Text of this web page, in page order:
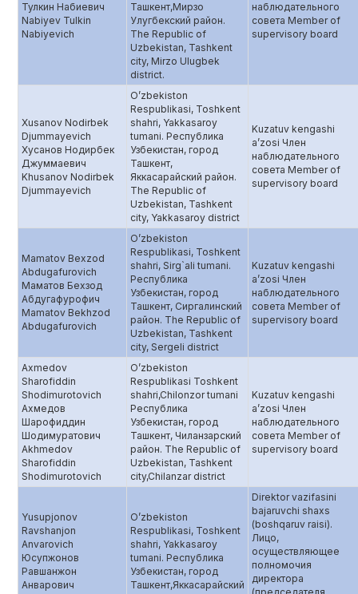
Тулкин Набиевич
Nabiyev Tulkin
Nabiyevich
Ташкент,Мирзо
Улугбекский район.
The Republic of
Uzbekistan, Tashkent
city, Mirzo Ulugbek
district.
наблюдательного
совета Member of
supervisory board
Xusanov Nodirbek
Djummayevich
Хусанов Нодирбек
Джуммаевич
Khusanov Nodirbek
Djummayevich
O’zbekiston
Respublikasi, Toshkent
shahri, Yakkasaroy
tumani. Республика
Узбекистан, город
Ташкент,
Яккасарайский район.
The Republic of
Uzbekistan, Tashkent
city, Yakkasaroy district
Kuzatuv kengashi
a’zosi Член
наблюдательного
совета Member of
supervisory board
Mamatov Bexzod
Abdugafurovich
Маматов Бехзод
Абдугафурофич
Mamatov Bekhzod
Abdugafurovich
O’zbekiston
Respublikasi, Toshkent
shahri, Sirg`ali tumani.
Республика
Узбекистан, город
Ташкент, Сиргалинский
район. The Republic of
Uzbekistan, Tashkent
city, Sergeli district
Kuzatuv kengashi
a’zosi Член
наблюдательного
совета Member of
supervisory board
Axmedov
Sharofiddin
Shodimurotovich
Ахмедов
Шарофиддин
Шодимуратович
Akhmedov
Sharofiddin
Shodimurotovich
O’zbekiston
Respublikasi Toshkent
shahri,Chilonzor tumani
Республика
Узбекистан, город
Ташкент, Чиланзарский
район. The Republic of
Uzbekistan, Tashkent
city,Chilanzar district
Kuzatuv kengashi
a’zosi Член
наблюдательного
совета Member of
supervisory board
Yusupjonov
Ravshanjon
Anvarovich
Юсупжoнов
Равшанжон
Анварович
O’zbekiston
Respublikasi, Toshkent
shahri, Yakkasaroy
tumani. Республика
Узбекистан, город
Ташкент,Яккасарайский
Direktor vazifasini
bajaruvchi shaxs
(boshqaruv raisi).
Лицо,
осуществляющее
полномочия
директора